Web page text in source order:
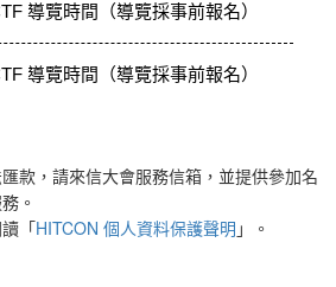
導覽時間（導覽採事前報名）
導覽時間（導覽採事前報名）
款，請來信大會服務信箱，並提供參加名
。
「HITCON 個人資料保護聲明 」。